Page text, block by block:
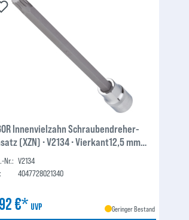
Innenvielzahn Schraubendreher-
(XZN) ∙ V2134 ∙ Vierkant12,5 mm
Zoll) ∙ Innen Vielzahn Profil XZN ∙ M10
Nr.: V2134
4047728021340
€* UVP Geringer Bestand